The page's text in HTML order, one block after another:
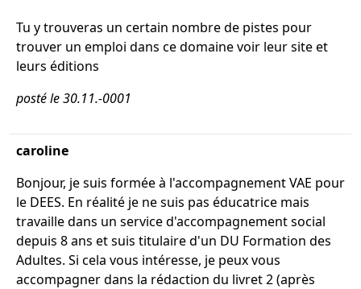
Tu y trouveras un certain nombre de pistes pour
trouver un emploi dans ce domaine voir leur site et
leurs éditions
posté le 30.11.-0001
caroline
Bonjour, je suis formée à l'accompagnement VAE pour
le DEES. En réalité je ne suis pas éducatrice mais
travaille dans un service d'accompagnement social
depuis 8 ans et suis titulaire d'un DU Formation des
Adultes. Si cela vous intéresse, je peux vous
accompagner dans la rédaction du livret 2 (après